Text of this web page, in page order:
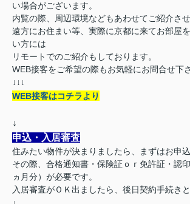
い場合がございます。
内覧の際、周辺環境などもあわせてご紹介させ
遠方にお住まい等、実際に京都に来てお部屋
い方には
リモートでのご紹介もしております。
WEB接客をご希望の際もお気軽にお問合せ下さ
↓↓↓
WEB接客はコチラより
↓
申込・入居審査
住みたい物件が決まりましたら、まずはお申込
その際、合格通知書・保険証ｏｒ免許証・認
ヵ月分）が必要です。
入居審査がＯＫ出ましたら、後日契約手続きと